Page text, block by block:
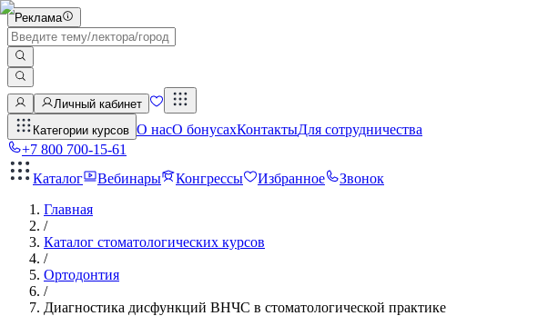
Реклама
Личный кабинет
Категории курсов О насО бонусахКонтактыДля сотрудничества
+7 800 700-15-61
Каталог
Вебинары Конгрессы Избранное
Звонок
Главная
/
Каталог стоматологических курсов
/
Ортодонтия
/
Диагностика дисфункций ВНЧС в стоматологической практике